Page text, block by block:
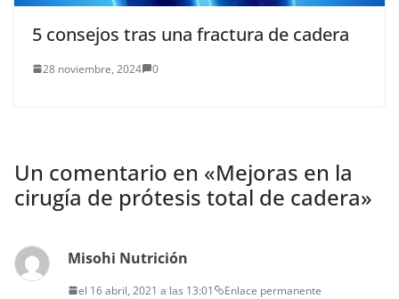
5 consejos tras una fractura de cadera
28 noviembre, 2024 0
Un comentario en «Mejoras en la
cirugía de prótesis total de cadera»
Misohi Nutrición
el 16 abril, 2021 a las 13:01 Enlace permanente